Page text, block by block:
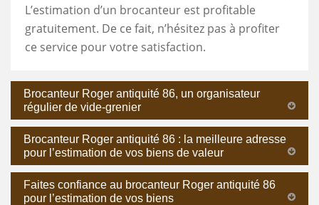
L’estimation d’un brocanteur est profitable
gratuitement. De ce fait, n’hésitez pas à profiter
ce service pour votre satisfaction.
Brocanteur Roger antiquité 86, un organisateur
régulier de vide-grenier
Brocanteur Roger antiquité 86 : la meilleure adresse
pour l’estimation de vos biens de valeur
Faites confiance au brocanteur Roger antiquité 86
pour l’estimation de vos biens